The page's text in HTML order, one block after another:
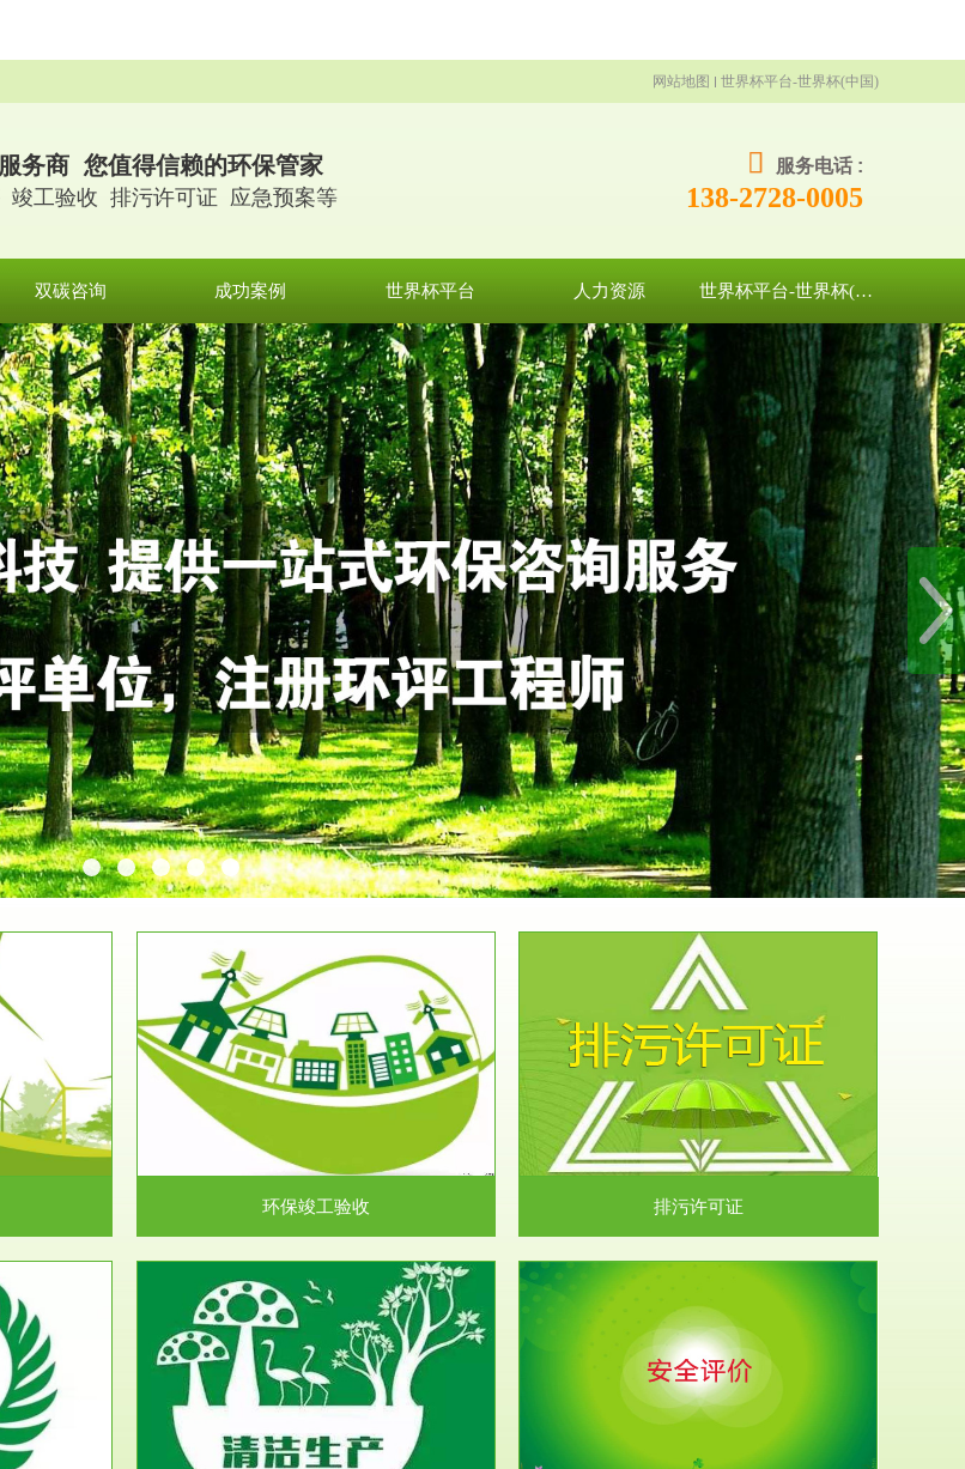
网站地图 世界杯平台-世界杯(中国)
务商 您值得信赖的环保管家
工验收 排污许可证 应急预案等
服务电话 :
138-2728-0005
双碳咨询 成功案例 世界杯平台 人力资源 世界杯平台-世界杯(中国)
例》第十七条 编
、...
环保竣工验收
服务范围
排污许可证
排污许可申报咨询：（排污许可证）根据《中华
人民共和国环境保护法》...
排污许可证
促进法》、《清
服务范围
安全评价
安全评价安全评价目的是查找、分析和预测工